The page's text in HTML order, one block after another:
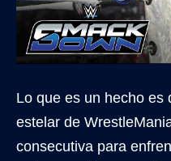
Lo que es un hecho es
estelar de
consecutiva para